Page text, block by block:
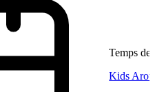
Temps de
Kids